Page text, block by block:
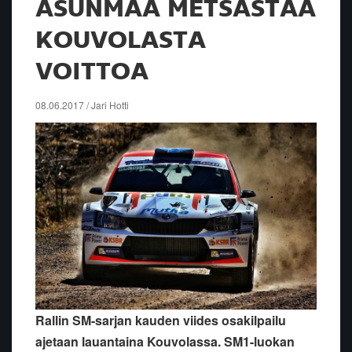
ASUNMAA METSÄSTÄÄ
KOUVOLASTA
VOITTOA
08.06.2017 / Jari Hotti
Rallin SM-sarjan kauden viides osakilpailu
ajetaan lauantaina Kouvolassa. SM1-luokan